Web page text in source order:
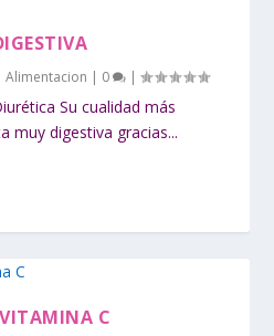
Alimentacion | 0 |
Su cualidad más
muy digestiva gracias...
C